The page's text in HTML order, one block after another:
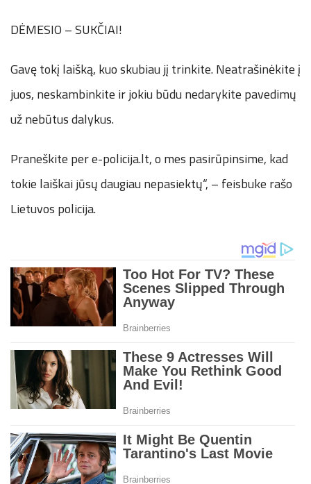
DĖMESIO – SUKČIAI!
Gavę tokį laišką, kuo skubiau jį trinkite. Neatrašinėkite į
juos, neskambinkite ir jokiu būdu nedarykite pavedimų
už nebūtus dalykus.
Praneškite per e-policija.lt, o mes pasirūpinsime, kad
tokie laiškai jūsų daugiau nepasiektų“, – feisbuke rašo
Lietuvos policija.